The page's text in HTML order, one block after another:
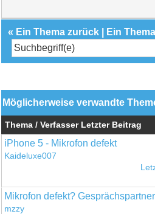
« Ein Thema zurück Ein
Möglicherweise verwandte
Thema / Verfasser Letzter Beitrag
iPhone 5 - Mikrofon defekt
Kaideluxe007
Mikrofon defekt?
mzzy